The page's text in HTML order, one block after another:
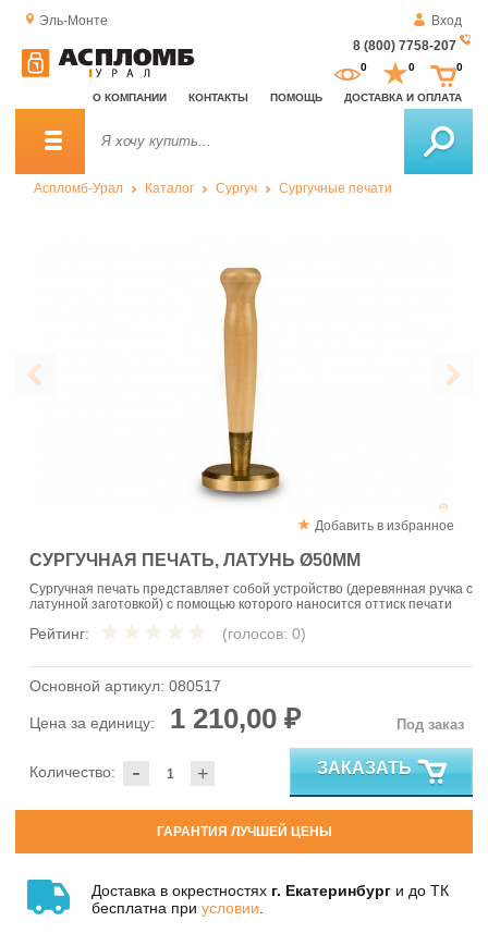
Эль-Монте
Вход
8 (800) 7758-207
О КОМПАНИИ КОНТАКТЫ ПОМОЩЬ ДОСТАВКА И ОПЛАТА
0 0 0
Аспломб-Урал Каталог Сургуч Сургучные печати
Добавить в избранное
СУРГУЧНАЯ ПЕЧАТЬ, ЛАТУНЬ Ø50ММ
Сургучная печать представляет собой устройство (деревянная ручка с
латунной заготовкой) с помощью которого наносится оттиск печати
Рейтинг: (голосов: 0)
Основной артикул: 080517
Цена за единицу: 1 210,00 ₽
- +
Количество:
Под заказ
ЗАКАЗАТЬ
ГАРАНТИЯ ЛУЧШЕЙ ЦЕНЫ
Доставка в окрестностях г. Екатеринбург и до ТК
бесплатна при условии